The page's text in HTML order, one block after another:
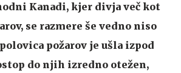
Kanadi, kjer divja več kot
se razmere še vedno niso
požarov je ušla izpod
do njih izredno otežen,